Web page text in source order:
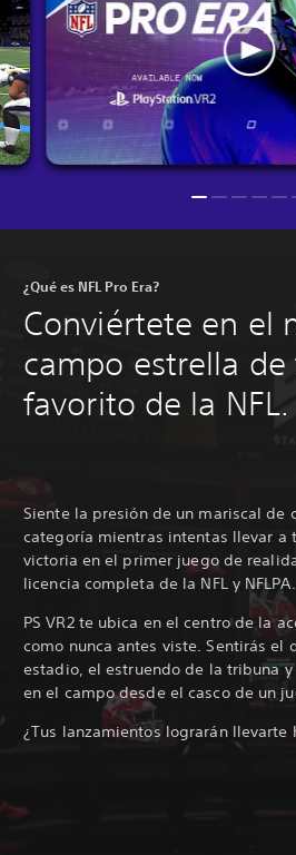
¿Qué es NFL Pro Era?
Conviértete en el
campo estrella
favorito de la NFL.
Siente la presión de un mariscal de
categoría mientras intentas llevar a
victoria en el primer juego de
licencia completa de la NFL y NFLPA.
PS VR2 te ubica en el centro de la
como nunca antes viste. Sentirás el
estadio, el estruendo de la tribuna
en el campo desde el casco de un
¿Tus lanzamientos lograrán llevarte